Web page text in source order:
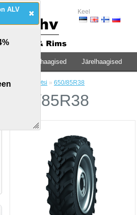
Keel
Veoauto & haagised Järelhaagised
Avaleht Otsi » 650/85R38
650/85R38
ALV